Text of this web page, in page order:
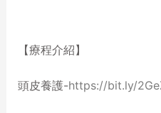
【療程介紹】
頭皮養護-https://bit.ly/